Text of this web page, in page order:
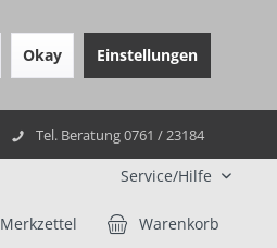
Okay Einstellungen
Tel. Beratung 0761 / 23184
Service/Hilfe
Warenkorb
Merkzettel